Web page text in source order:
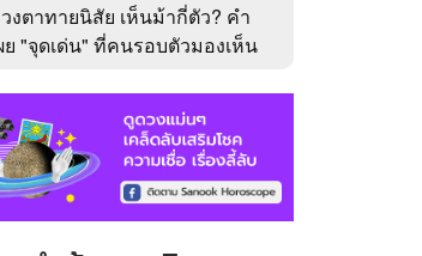
งตาทายนิสัย เห็นม้ากี่ตัว? คำ
ย "จุดเด่น" ที่คนรอบตัวมองเห็น